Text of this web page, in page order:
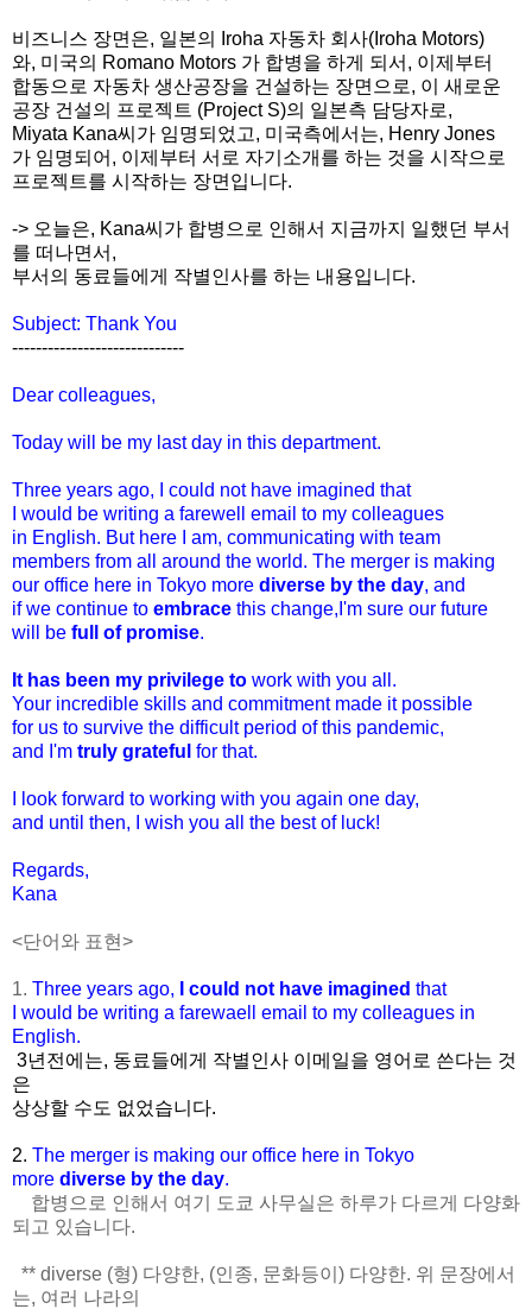
비즈니스 장면은, 일본의 Iroha 자동차 회사(Iroha Motors)
와, 미국의 Romano Motors 가 합병을 하게 되서, 이제부터
합동으로 자동차 생산공장을 건설하는 장면으로, 이 새로운
공장 건설의 프로젝트 (Project S)의 일본측 담당자로,
Miyata Kana씨가 임명되었고, 미국측에서는, Henry Jones
가 임명되어, 이제부터 서로 자기소개를 하는 것을 시작으로
프로젝트를 시작하는 장면입니다.
-> 오늘은, Kana씨가 합병으로 인해서 지금까지 일했던 부서
를 떠나면서,
부서의 동료들에게 작별인사를 하는 내용입니다.
Subject: Thank You
-----------------------------
Dear colleagues,
Today will be my last day in this department.
Three years ago, I could not have imagined that
I would be writing a farewell email to my colleagues
in English. But here I am, communicating with team
members from all around the world. The merger is making
our office here in Tokyo more diverse by the day, and
if we continue to embrace this change,I'm sure our future
will be full of promise.
It has been my privilege to work with you all.
Your incredible skills and commitment made it possible
for us to survive the difficult period of this pandemic,
and I'm truly grateful for that.
I look forward to working with you again one day,
and until then, I wish you all the best of luck!
Regards,
Kana
<단어와 표현>
1. Three years ago, I could not have imagined that
I would be writing a farewaell email to my colleagues in
English.
3년전에는, 동료들에게 작별인사 이메일을 영어로 쓴다는 것
은
상상할 수도 없었습니다.
2. The merger is making our office here in Tokyo
more diverse by the day.
합병으로 인해서 여기 도쿄 사무실은 하루가 다르게 다양화
되고 있습니다.
** diverse (형) 다양한, (인종, 문화등이) 다양한. 위 문장에서
는, 여러 나라의